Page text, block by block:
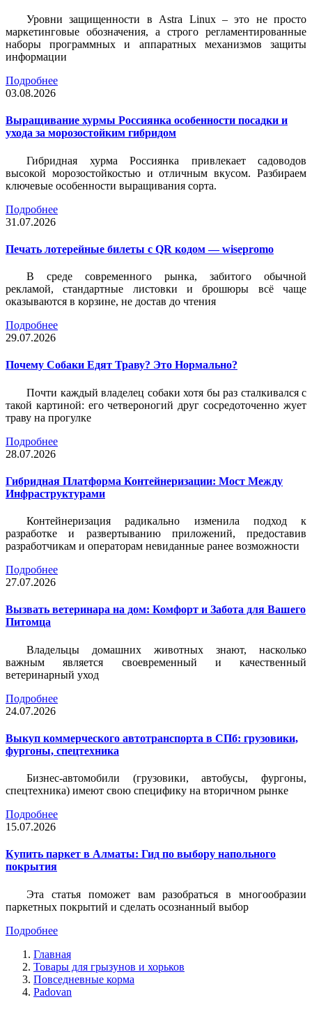
Уровни защищенности в Astra Linux – это не просто
маркетинговые обозначения, а строго регламентированные
наборы программных и аппаратных механизмов защиты
информации
Подробнее
03.08.2026
Выращивание хурмы Россиянка особенности посадки и
ухода за морозостойким гибридом
Гибридная хурма Россиянка привлекает садоводов
высокой морозостойкостью и отличным вкусом. Разбираем
ключевые особенности выращивания сорта.
Подробнее
31.07.2026
Печать лотерейные билеты c QR кодом — wisepromo
В среде современного рынка, забитого обычной
рекламой, стандартные листовки и брошюры всё чаще
оказываются в корзине, не достав до чтения
Подробнее
29.07.2026
Почему Собаки Едят Траву? Это Нормально?
Почти каждый владелец собаки хотя бы раз сталкивался с
такой картиной: его четвероногий друг сосредоточенно жует
траву на прогулке
Подробнее
28.07.2026
Гибридная Платформа Контейнеризации: Мост Между
Инфраструктурами
Контейнеризация радикально изменила подход к
разработке и развертыванию приложений, предоставив
разработчикам и операторам невиданные ранее возможности
Подробнее
27.07.2026
Вызвать ветеринара на дом: Комфорт и Забота для Вашего
Питомца
Владельцы домашних животных знают, насколько
важным является своевременный и качественный
ветеринарный уход
Подробнее
24.07.2026
Выкуп коммерческого автотранспорта в СПб: грузовики,
фургоны, спецтехника
Бизнес-автомобили (грузовики, автобусы, фургоны,
спецтехника) имеют свою специфику на вторичном рынке
Подробнее
15.07.2026
Купить паркет в Алматы: Гид по выбору напольного
покрытия
Эта статья поможет вам разобраться в многообразии
паркетных покрытий и сделать осознанный выбор
Подробнее
Главная
Товары для грызунов и хорьков
Повседневные корма
Padovan